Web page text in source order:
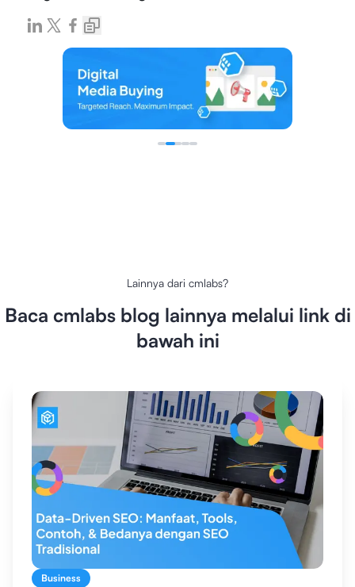
Lainnya dari cmlabs?
Baca cmlabsblog lainnya melalui link di
bawah ini
Business